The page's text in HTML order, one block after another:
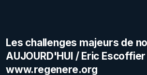
Les challenges majeurs de
AUJOURD'HUI / Eric
www.regenere.org